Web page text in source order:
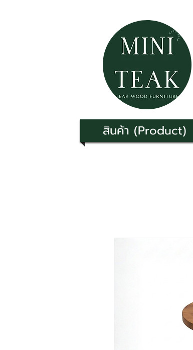
สินค้า (Product)